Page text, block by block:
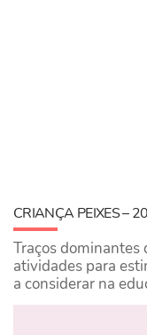
CRIANÇA PEIXES –
Traços dominantes
atividades para
a considerar na